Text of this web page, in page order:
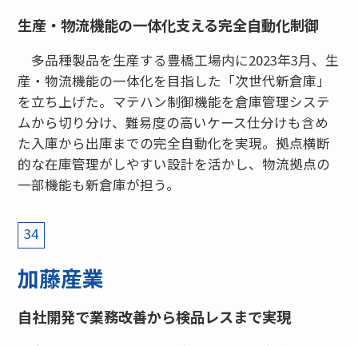
生産・物流機能の一体化支える完全自動化制御
多品種製品を生産する豊橋工場内に2023年3月、生
産・物流機能の一体化を目指した「次世代新倉庫」
を立ち上げた。マテハン制御機能を倉庫管理システ
ムから切り分け、難易度の高いケース仕分けも含め
た入庫から出庫までの完全自動化を実現。拠点横断
的な在庫管理がしやすい設計を活かし、物流拠点の
一部機能も新倉庫が担う。
34
加藤産業
自社開発で業務改善から検品レスまで実現